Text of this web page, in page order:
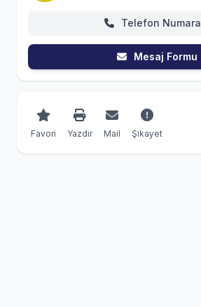
Telefon
Mesaj Formu
Favori Yazdır Mail Şikayet